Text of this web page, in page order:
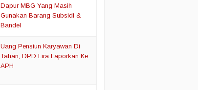
Dapur MBG Yang Masih
Gunakan Barang Subsidi &
Bandel
Uang Pensiun Karyawan Di
Tahan, DPD Lira Laporkan Ke
APH